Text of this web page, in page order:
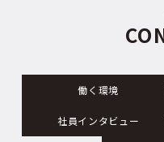
働く環境
社員インタビュー